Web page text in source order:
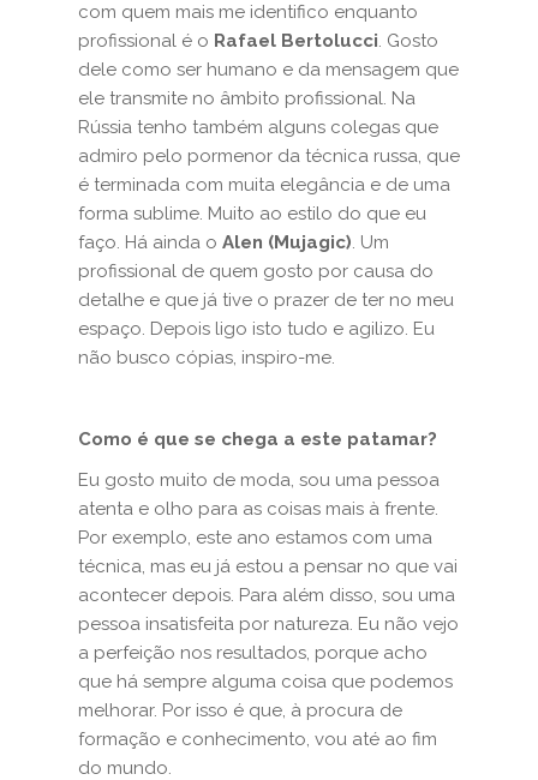
com quem mais me identifico enquanto
profissional é o Rafael Bertolucci. Gosto
dele como ser humano e da mensagem que
ele transmite no âmbito profissional. Na
Rússia tenho também alguns colegas que
admiro pelo pormenor da técnica russa, que
é terminada com muita elegância e de uma
forma sublime. Muito ao estilo do que eu
faço. Há ainda o Alen (Mujagic). Um
profissional de quem gosto por causa do
detalhe e que já tive o prazer de ter no meu
espaço. Depois ligo isto tudo e agilizo. Eu
não busco cópias, inspiro-me.
Como é que se chega a este patamar?
Eu gosto muito de moda, sou uma pessoa
atenta e olho para as coisas mais à frente.
Por exemplo, este ano estamos com uma
técnica, mas eu já estou a pensar no que vai
acontecer depois. Para além disso, sou uma
pessoa insatisfeita por natureza. Eu não vejo
a perfeição nos resultados, porque acho
que há sempre alguma coisa que podemos
melhorar. Por isso é que, à procura de
formação e conhecimento, vou até ao fim
do mundo.